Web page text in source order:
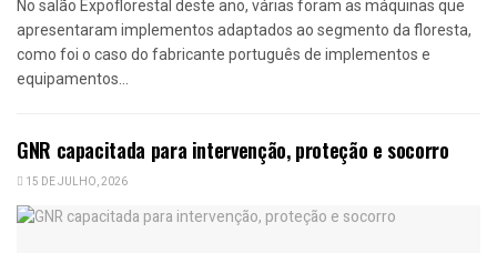
No salão Expoflorestal deste ano, várias foram as máquinas que
apresentaram implementos adaptados ao segmento da floresta,
como foi o caso do fabricante português de implementos e
equipamentos...
GNR capacitada para intervenção, proteção e socorro
15 DE JULHO, 2026